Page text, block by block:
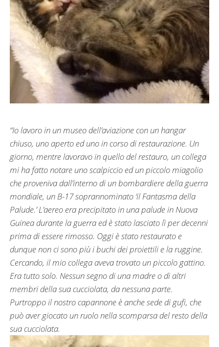
“Io lavoro in un museo dell’aviazione con un hangar
chiuso, uno aperto ed uno in corso di restaurazione. Un
giorno, mentre lavoravo in quello del restauro, un collega
mi ha fatto notare uno scalpiccio ed un piccolo miagolio
che proveniva dall’interno di un bombardiere della guerra
mondiale, un B-17 soprannominato ‘il Fantasma della
Palude.’ L’aereo era precipitato in una palude in Nuova
Guinea durante la guerra ed è stato lasciato lì per decenni
prima di essere rimosso. Oggi è stato restaurato e
dunque non ci sono più i buchi dei proiettili e la ruggine.
Cercando, il mio collega aveva trovato un piccolo gattino.
Era tutto solo. Nessun segno di una madre o di altri
membri della sua cucciolata, da nessuna parte.
Purtroppo il nostro capannone è anche sede di gufi, che
può aver giocato un ruolo nella scomparsa del resto della
sua cucciolata.